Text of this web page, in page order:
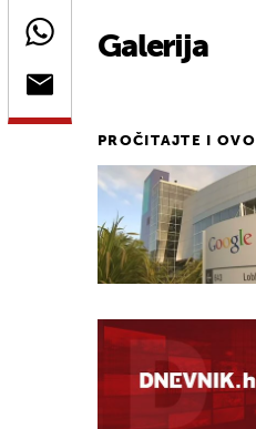
Galerija
PROČITAJTE I OVO